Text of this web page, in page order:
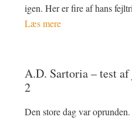
igen. Her er fire af hans
Læs mere
A.D. Sartoria – test
2
Den store dag var